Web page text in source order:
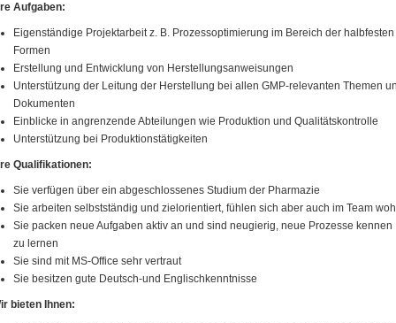
Aufgaben:
Eigenständige Projektarbeit z. B. Prozessoptimierung im Bereich der halbfesten
Formen
Erstellung und Entwicklung von Herstellungsanweisungen
Unterstützung der Leitung der Herstellung bei allen GMP-relevanten Themen
Dokumenten
Einblicke in angrenzende Abteilungen wie Produktion und Qualitätskontrolle
Unterstützung bei Produktionstätigkeiten
Qualifikationen:
Sie verfügen über ein abgeschlossenes Studium der Pharmazie
Sie arbeiten selbstständig und zielorientiert, fühlen sich aber auch im Team
Sie packen neue Aufgaben aktiv an und sind neugierig, neue Prozesse kennen
zu lernen
Sie sind mit MS-Office sehr vertraut
Sie besitzen gute Deutsch-und Englischkenntnisse
bieten Ihnen: